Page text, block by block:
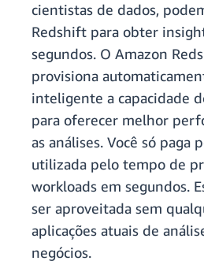
cientistas de dados,
Redshift para obter
segundos. O Amazon
provisiona
inteligente a capacidade
para oferecer melhor
as análises. Você só paga
utilizada pelo tempo de
workloads em segundos.
ser aproveitada sem
aplicações atuais de
negócios.